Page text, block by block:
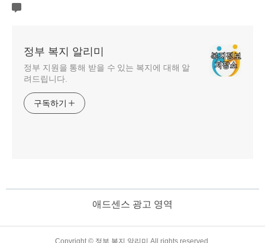
정부 복지 알리미
정부 지원을 통해 받을 수 있는 복지에 대해 알
려드립니다.
구독하기
애드센스 광고 영역
Copyright © 정부 복지 알리미 All rights reserved.
TistoryWhaleSkin3.4